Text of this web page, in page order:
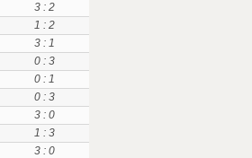
3 : 2
1 : 2
3 : 1
0 : 3
0 : 1
0 : 3
3 : 0
1 : 3
3 : 0